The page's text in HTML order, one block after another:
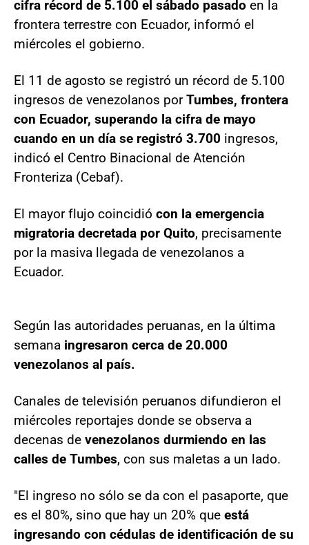
cifra récord de 5.100 el sábado pasado en la
frontera terrestre con Ecuador, informó el
miércoles el gobierno.
El 11 de agosto se registró un récord de 5.100
ingresos de venezolanos porTumbes, frontera
con Ecuador, superando la cifra de mayo
cuando en un día se registró 3.700 ingresos,
indicó el Centro Binacional de Atención
Fronteriza (Cebaf).
El mayor flujo coincidió con la emergencia
migratoria decretada por Quito, precisamente
por la masiva llegada de venezolanos a
Ecuador.
Según las autoridades peruanas, en la última
semana ingresaron cerca de 20.000
venezolanos al país.
Canales de televisión peruanos difundieron el
miércoles reportajes donde se observa a
decenas de venezolanos durmiendo en las
calles de Tumbes, con sus maletas a un lado.
"El ingreso no sólo se da con el pasaporte, que
es el 80%, sino que hay un 20% que está
ingresando con cédulas de identificación de su